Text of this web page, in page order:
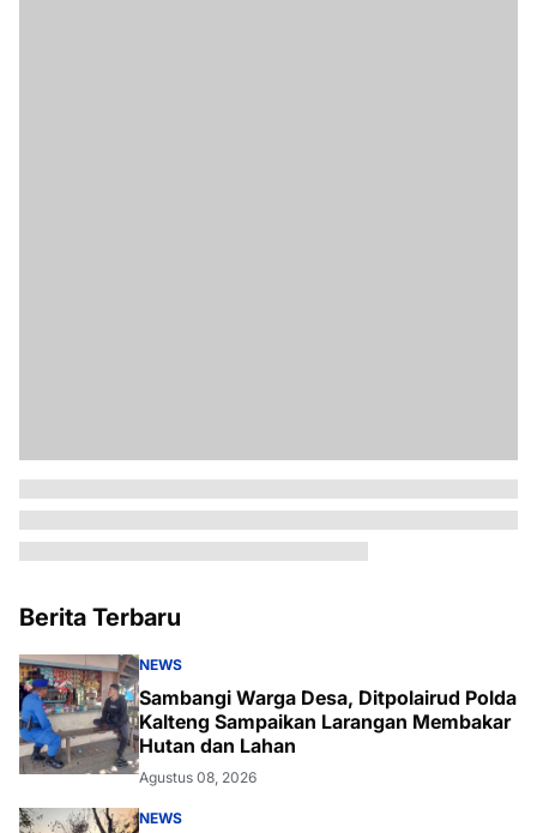
Berita Terbaru
NEWS
Sambangi Warga Desa, Ditpolairud Polda
Kalteng Sampaikan Larangan Membakar
Hutan dan Lahan
Agustus 08, 2026
NEWS